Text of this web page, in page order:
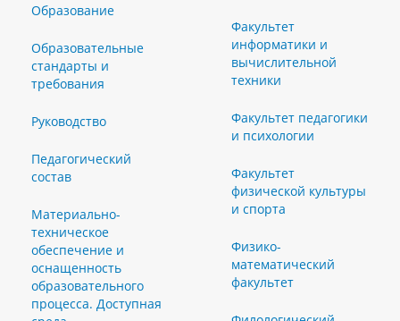
Образование
Образовательные
стандарты и
требования
Руководство
Педагогический
состав
Материально-
техническое
обеспечение и
оснащенность
образовательного
процесса. Доступная
Факультет
информатики и
вычислительной
техники
Факультет педагогики
и психологии
Факультет
физической культуры
и спорта
Физико-
математический
факультет